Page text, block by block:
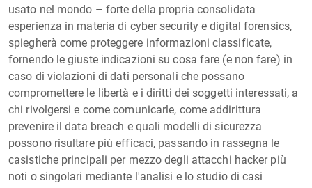
usato nel mondo – forte della propria consolidata
esperienza in materia di cyber security e digital forensics,
spiegherà come proteggere informazioni classificate,
fornendo le giuste indicazioni su cosa fare (e non fare) in
caso di violazioni di dati personali che possano
compromettere le libertà e i diritti dei soggetti interessati, a
chi rivolgersi e come comunicarle, come addirittura
prevenire il data breach e quali modelli di sicurezza
possono risultare più efficaci, passando in rassegna le
casistiche principali per mezzo degli attacchi hacker più
noti o singolari mediante l'analisi e lo studio di casi